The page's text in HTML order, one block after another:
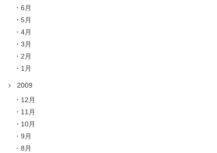
6月
5月
4月
3月
2月
1月
2009
12月
11月
10月
9月
8月